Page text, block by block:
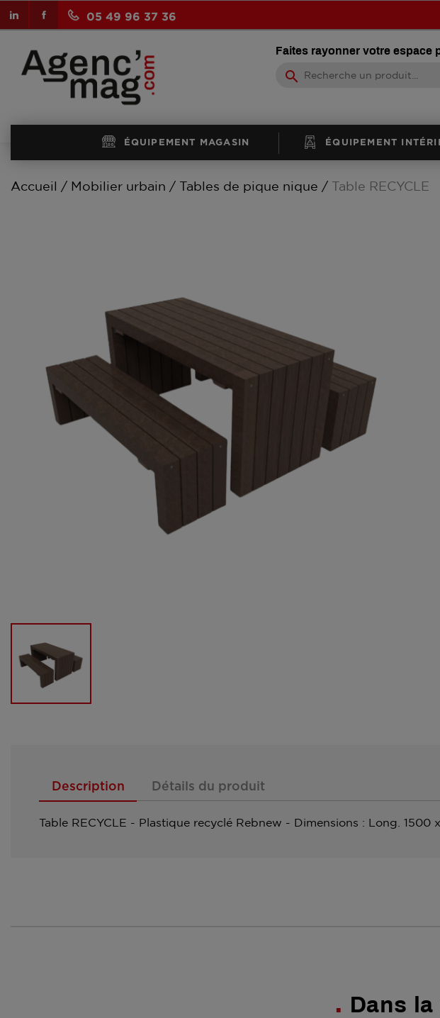
05 49 96 37 36
Facebook
LinkedIn
Faites rayonner votre espace
search
ÉQUIPEMENT MAGASIN ÉQUIPEMENT
Accueil Mobilier urbain Tables de pique nique Table RECYCLE
Description Détails du produit
Table RECYCLE - Plastique recyclé Rebnew - Dimensions : Long. 1500
Dans